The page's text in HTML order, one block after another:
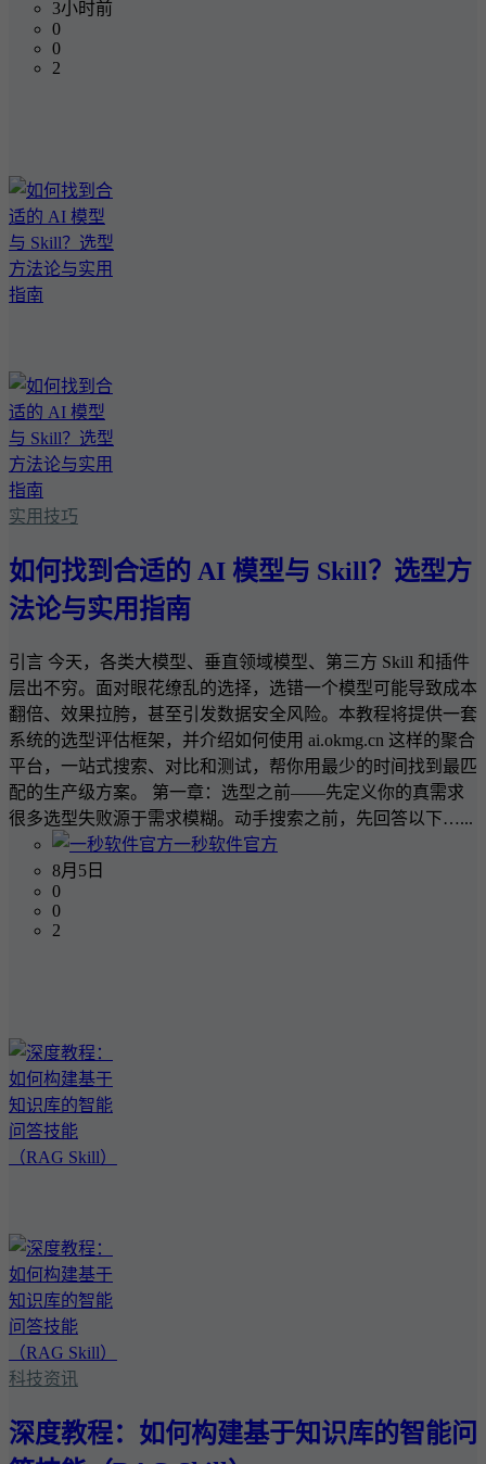
3小时前
0
0
2
实用技巧
如何找到合适的 AI 模型与 Skill？选型方
法论与实用指南
引言 今天，各类大模型、垂直领域模型、第三方 Skill 和插件
层出不穷。面对眼花缭乱的选择，选错一个模型可能导致成本
翻倍、效果拉胯，甚至引发数据安全风险。本教程将提供一套
系统的选型评估框架，并介绍如何使用 ai.okmg.cn 这样的聚合
平台，一站式搜索、对比和测试，帮你用最少的时间找到最匹
配的生产级方案。 第一章：选型之前——先定义你的真需求
很多选型失败源于需求模糊。动手搜索之前，先回答以下…...
一秒软件官方
8月5日
0
0
2
科技资讯
深度教程：如何构建基于知识库的智能问